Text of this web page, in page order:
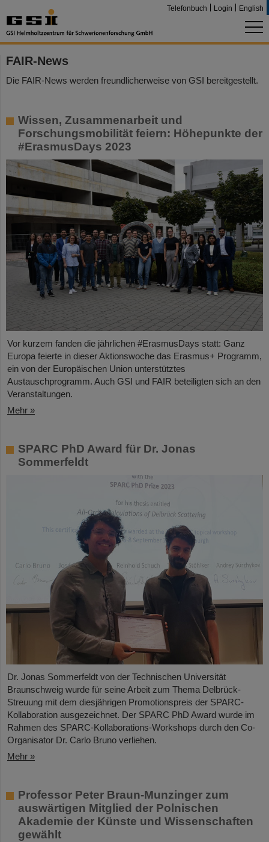
Telefonbuch Login English
FAIR-News
Die FAIR-News werden freundlicherweise von GSI bereitgestellt.
Wissen, Zusammenarbeit und
Forschungsmobilität feiern: Höhepunkte der
#ErasmusDays 2023
Vor kurzem fanden die jährlichen #ErasmusDays statt: Ganz
Europa feierte in dieser Aktionswoche das Erasmus+ Programm,
ein von der Europäischen Union unterstütztes
Austauschprogramm. Auch GSI und FAIR beteiligten sich an den
Veranstaltungen.
Mehr »
SPARC PhD Award für Dr. Jonas
Sommerfeldt
Dr. Jonas Sommerfeldt von der Technischen Universität
Braunschweig wurde für seine Arbeit zum Thema Delbrück-
Streuung mit dem diesjährigen Promotionspreis der SPARC-
Kollaboration ausgezeichnet. Der SPARC PhD Award wurde im
Rahmen des SPARC-Kollaborations-Workshops durch den Co-
Organisator Dr. Carlo Bruno verliehen.
Mehr »
Professor Peter Braun-Munzinger zum
auswärtigen Mitglied der Polnischen
Akademie der Künste und Wissenschaften
gewählt